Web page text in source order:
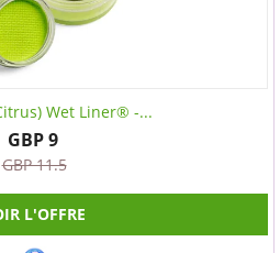
Wet Liner® -...
GBP 9
GBP 11.5
L'OFFRE